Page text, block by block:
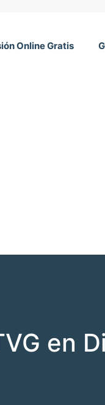
Online Gratis
en